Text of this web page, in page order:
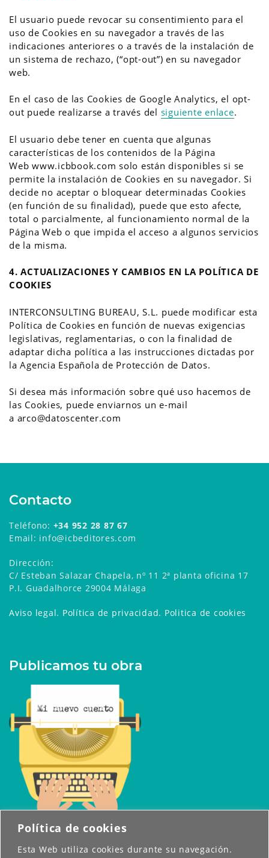
Política de cookies
Esta Web utiliza cookies durante su navegación.
El usuario puede revocar su consentimiento para el
uso de Cookies en su navegador a través de las
indicaciones anteriores o a través de la instalación de
un sistema de rechazo, (“opt-out”) en su navegador
web.
En el caso de las Cookies de Google Analytics, el opt-
out puede realizarse a través del siguiente enlace.
El usuario debe tener en cuenta que algunas
características de los contenidos de la Página
Web www.icbbook.com solo están disponibles si se
permite la instalación de Cookies en su navegador. Si
decide no aceptar o bloquear determinadas Cookies
(en función de su finalidad), puede que esto afecte,
total o parcialmente, al funcionamiento normal de la
Página Web o que impida el acceso a algunos servicios
de la misma.
4. ACTUALIZACIONES Y CAMBIOS EN LA POLÍTICA DE
COOKIES
INTERCONSULTING BUREAU, S.L. puede modificar esta
Política de Cookies en función de nuevas exigencias
legislativas, reglamentarias, o con la finalidad de
adaptar dicha política a las instrucciones dictadas por
la Agencia Española de Protección de Datos.
Si desea más información sobre qué uso hacemos de
las Cookies, puede enviarnos un e-mail
a arco@datoscenter.com
Contacto
Teléfono: +34 952 28 87 67
Email: info@icbeditores.com
Dirección:
C/ Esteban Salazar Chapela, nº 11 2ª planta oficina 17
P.I. Guadalhorce 29004 Málaga
Aviso legal. Política de privacidad. Politica de cookies
Publicamos tu obra